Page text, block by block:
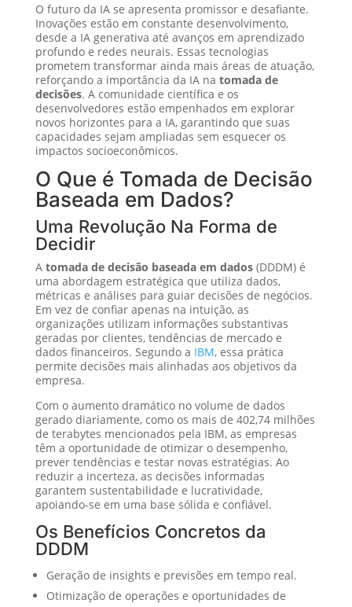
O futuro da IA se apresenta promissor e desafiante.
Inovações estão em constante desenvolvimento,
desde a IA generativa até avanços em aprendizado
profundo e redes neurais. Essas tecnologias
prometem transformar ainda mais áreas de atuação,
reforçando a importância da IA na tomada de
decisões. A comunidade científica e os
desenvolvedores estão empenhados em explorar
novos horizontes para a IA, garantindo que suas
capacidades sejam ampliadas sem esquecer os
impactos socioeconômicos.
O Que é Tomada de Decisão
Baseada em Dados?
Uma Revolução Na Forma de
Decidir
A tomada de decisão baseada em dados(DDDM) é
uma abordagem estratégica que utiliza dados,
métricas e análises para guiar decisões de negócios.
Em vez de confiar apenas na intuição, as
organizações utilizam informações substantivas
geradas por clientes, tendências de mercado e
dados financeiros. Segundo a IBM, essa prática
permite decisões mais alinhadas aos objetivos da
empresa.
Com o aumento dramático no volume de dados
gerado diariamente, como os mais de 402,74 milhões
de terabytes mencionados pela IBM, as empresas
têm a oportunidade de otimizar o desempenho,
prever tendências e testar novas estratégias. Ao
reduzir a incerteza, as decisões informadas
garantem sustentabilidade e lucratividade,
apoiando-se em uma base sólida e confiável.
Os Benefícios Concretos da
DDDM
Geração de insights e previsões em tempo real.
Otimização de operações e oportunidades de